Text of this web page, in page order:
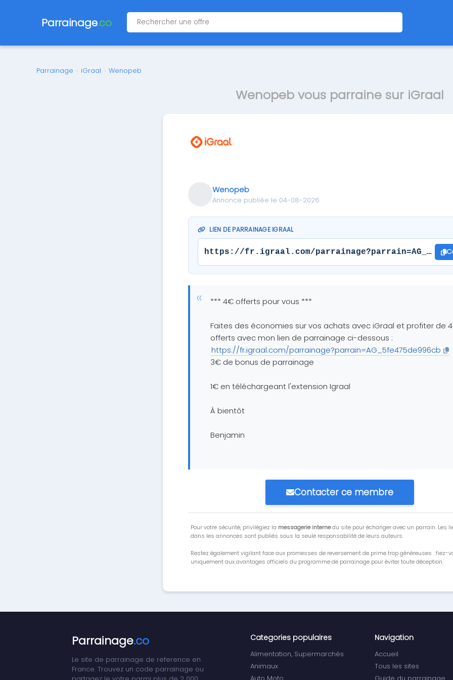
Parrainage.co
Parrainage › iGraal › Wenopeb
Wenopeb vous parraine sur iGraal
Wenopeb
Annonce publiée le 04-08-2026
LIEN DE PARRAINAGE IGRAAL
https://fr.igraal.com/
*** 4€ offerts pour vous ***
Faites des économies sur vos achats avec iGraal et profiter de
offerts avec mon lien de parrainage ci-dessous :
https://fr.igraal.com/parrainage?parrain=AG_5fe475de996cb
3€ de bonus de parrainage
1€ en téléchargeant l'extension Igraal
À bientôt
Benjamin
Contacter ce membre
Pour votre sécurité, privilégiez la messagerie internedu site pour échanger avec un parrain. Les
dans les annonces sont publiés sous la seule responsabilité de leurs auteurs.
Restez également vigilant face aux promesses de reversement de prime trop généreuses : fiez-
uniquement aux avantages officiels du programme de parrainage pour éviter toute déception.
Parrainage.co
Le site de parrainage de reference en
France. Trouvez un code parrainage ou
Categories populaires
Alimentation, Supermarchés
Animaux
Navigation
Accueil
Tous les sites